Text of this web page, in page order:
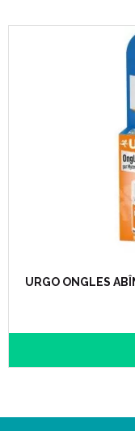
URGO ONGLES